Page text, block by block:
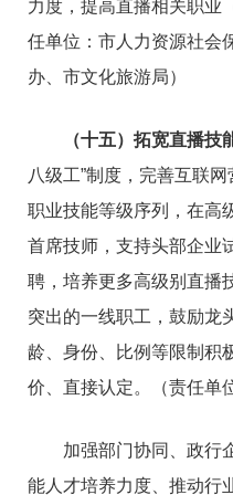
力度，提高直播相关职业
任单位：市人力资源社会
办、市文化旅游局）
（十五）拓宽直播技能
八级工”制度，完善互联
职业技能等级序列，在高
首席技师，支持头部企业
聘，培养更多高级别直播
突出的一线职工，鼓励龙
龄、身份、比例等限制积
价、直接认定。（责任单
加强部门协同、政行企
能人才培养力度、推动行